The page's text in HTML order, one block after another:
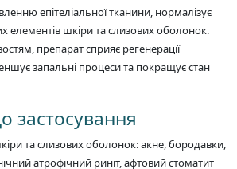
епітеліальної тканини, нормалізує
елементів шкіри та слизових оболонок.
препарат сприяє регенерації
запальні процеси та покращує стан
застосування
та слизових оболонок: акне, бородавки,
атрофічний риніт, афтовий стоматит